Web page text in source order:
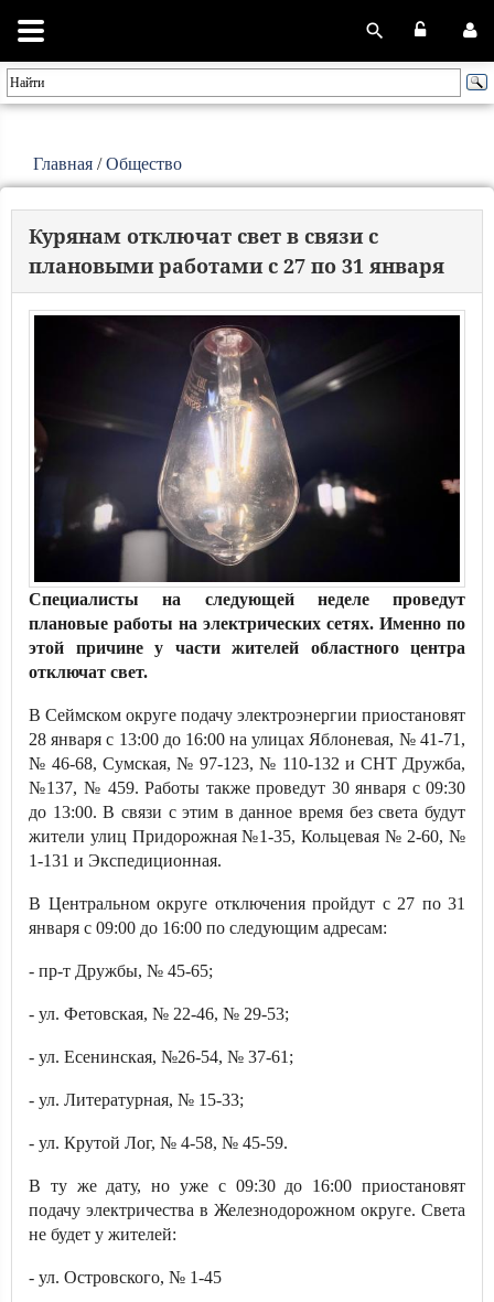
Главная /Общество
Курянам отключат свет в связи с
плановыми работами с 27 по 31 января
Специалисты на следующей неделе проведут
плановые работы на электрических сетях. Именно по
этой причине у части жителей областного центра
отключат свет.
В Сеймском округе подачу электроэнергии приостановят
28 января с 13:00 до 16:00 на улицах Яблоневая, № 41-71,
№ 46-68, Сумская, № 97-123, № 110-132 и СНТ Дружба,
№137, № 459. Работы также проведут 30 января с 09:30
до 13:00. В связи с этим в данное время без света будут
жители улиц Придорожная №1-35, Кольцевая № 2-60, №
1-131 и Экспедиционная.
В Центральном округе отключения пройдут с 27 по 31
января с 09:00 до 16:00 по следующим адресам:
- пр-т Дружбы, № 45-65;
- ул. Фетовская, № 22-46, № 29-53;
- ул. Есенинская, №26-54, № 37-61;
- ул. Литературная, № 15-33;
- ул. Крутой Лог, № 4-58, № 45-59.
В ту же дату, но уже с 09:30 до 16:00 приостановят
подачу электричества в Железнодорожном округе. Света
не будет у жителей:
- ул. Островского, № 1-45